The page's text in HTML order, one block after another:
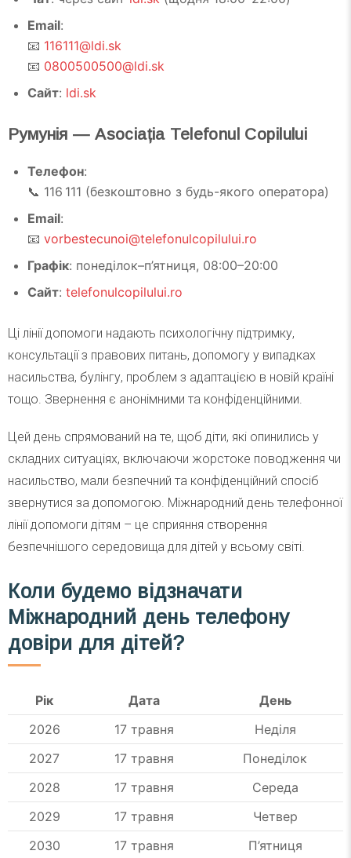
Email:
📧 116111@ldi.sk
📧 0800500500@ldi.sk
Сайт: ldi.sk
Румунія — Asociația Telefonul Copilului
Телефон:
📞 116 111 (безкоштовно з будь-якого оператора)
Email:
📧 vorbestecunoi@telefonulcopilului.ro
Графік: понеділок–п’ятниця, 08:00–20:00
Сайт: telefonulcopilului.ro
Ці лінії допомоги надають психологічну підтримку,
консультації з правових питань, допомогу у випадках
насильства, булінгу, проблем з адаптацією в новій країні
тощо. Звернення є анонімними та конфіденційними.
Цей день спрямований на те, щоб діти, які опинились у
складних ситуаціях, включаючи жорстоке поводження чи
насильство, мали безпечний та конфіденційний спосіб
звернутися за допомогою. Міжнародний день телефонної
лінії допомоги дітям – це сприяння створення
безпечнішого середовища для дітей у всьому світі.
Коли будемо відзначати
Міжнародний день телефону
довіри для дітей?
Рік Дата
День
2026
17 травня
Неділя
2027
17 травня
Понеділок
2028
17 травня
Середа
2029
17 травня
Четвер
2030
17 травня П’ятниця